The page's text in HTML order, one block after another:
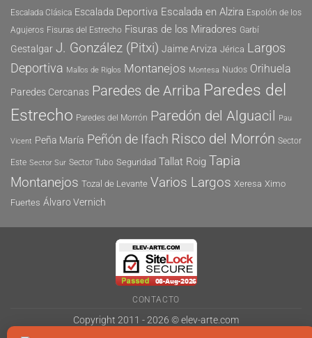
Escalada Clásica Escalada Deportiva Escalada en Alzira Espolón de los
Agujeros Fisuras del Estrecho Fisuras de los Miradores Garbí
Gestalgar J. González (Pitxi) Jaime Arviza Jérica Largos
Deportiva Mallos de Riglos Montanejos Montesa Nudos Orihuela
Paredes Cercanas Paredes de Arriba Paredes del
Estrecho Paredes del Morrón Paredón del Alguacil Pau
Vicent Peña María Peñón de Ifach Risco del Morrón Sector
Este Sector Sur Sector Tubo Seguridad Tallat Roig Tapia
Montanejos Tozal de Levante Varios Largos Xeresa Ximo
Fuertes Álvaro Vernich
CONTACTO
Copyright 2011 - 2026 ©elev-arte.com